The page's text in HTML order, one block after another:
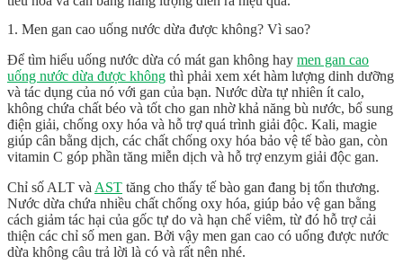
1. Men gan cao uống nước dừa được không? Vì sao?
Để tìm hiểu uống nước dừa có mát gan không hay men gan cao
uống nước dừa được không thì phải xem xét hàm lượng dinh dưỡng
và tác dụng của nó với gan của bạn. Nước dừa tự nhiên ít calo,
không chứa chất béo và tốt cho gan nhờ khả năng bù nước, bổ sung
điện giải, chống oxy hóa và hỗ trợ quá trình giải độc. Kali, magie
giúp cân bằng dịch, các chất chống oxy hóa bảo vệ tế bào gan, còn
vitamin C góp phần tăng miễn dịch và hỗ trợ enzym giải độc gan.
Chỉ số ALT và AST tăng cho thấy tế bào gan đang bị tổn thương.
Nước dừa chứa nhiều chất chống oxy hóa, giúp bảo vệ gan bằng
cách giảm tác hại của gốc tự do và hạn chế viêm, từ đó hỗ trợ cải
thiện các chỉ số men gan. Bởi vậy men gan cao có uống được nước
dừa không câu trả lời là có và rất nên nhé.